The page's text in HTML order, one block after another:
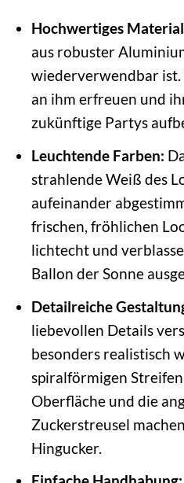
Hochwertiges
aus robuster
wiederverwendbar ist.
an ihm erfreuen und
zukünftige Partys
Leuchtende Farben:
strahlende Weiß des
aufeinander
frischen, fröhlichen
lichtecht und
Ballon der Sonne
Detailreiche
liebevollen Details
besonders realistisch
spiralförmigen
Oberfläche und die
Zuckerstreusel
Hingucker.